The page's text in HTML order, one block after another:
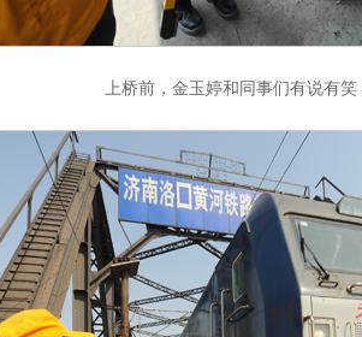
上桥前，金玉婷和同事们有说有笑